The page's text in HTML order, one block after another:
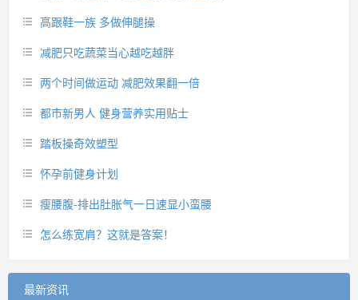
高跟鞋一族 多做伸腿操
减肥只吃蔬菜当心越吃越胖
两个时间做运动 减肥效果翻一倍
都市新男人 健身营养实用贴士
踏板操奇效塑型
怀孕前健身计划
瘦腰腹-排出肚胀气一日速显小蛮腰
怎么练宽肩？这就是答案！
最新资讯